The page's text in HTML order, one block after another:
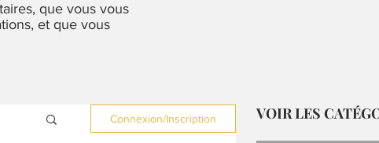
que vous vous
et que vous
Connexion/Inscription VOIR LES